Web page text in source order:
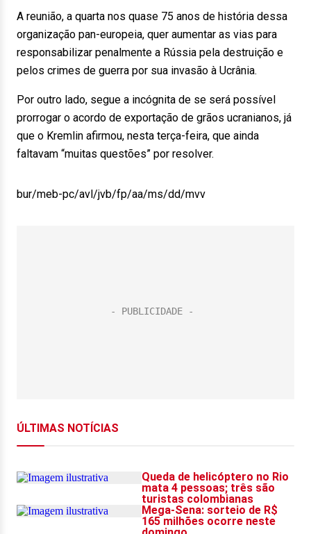
A reunião, a quarta nos quase 75 anos de história dessa
organização pan-europeia, quer aumentar as vias para
responsabilizar penalmente a Rússia pela destruição e
pelos crimes de guerra por sua invasão à Ucrânia.
Por outro lado, segue a incógnita de se será possível
prorrogar o acordo de exportação de grãos ucranianos, já
que o Kremlin afirmou, nesta terça-feira, que ainda
faltavam “muitas questões” por resolver.
bur/meb-pc/avl/jvb/fp/aa/ms/dd/mvv